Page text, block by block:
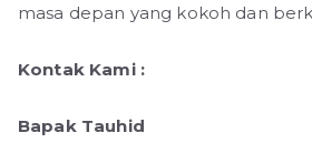
masa depan yang kokoh dan
Kontak Kami :
Bapak Tauhid